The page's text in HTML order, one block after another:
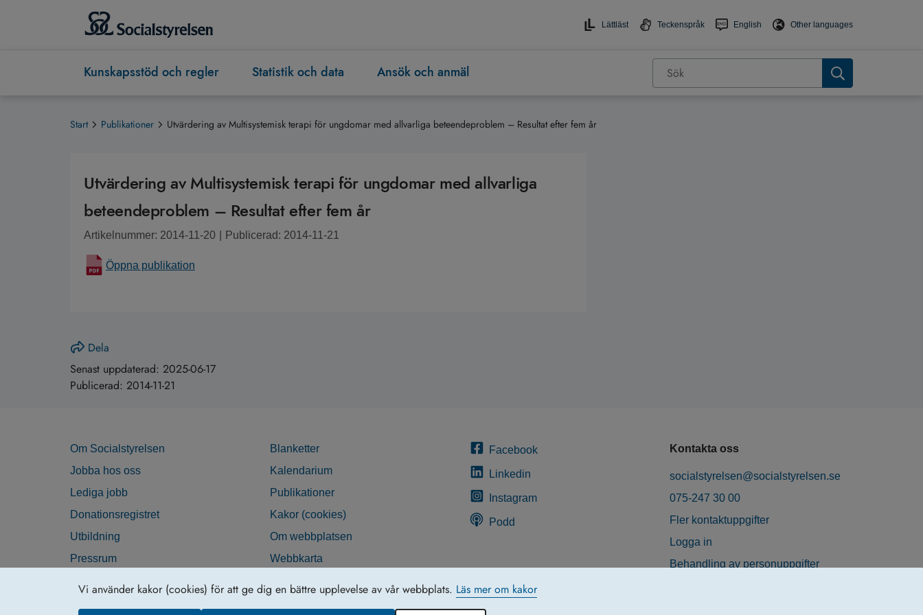
Vi använder kakor (cookies) för att ge dig en bättre upplevelse av vår webbplats. Läs mer om kakor
Lättläst Teckenspråk English Other languages
Kunskapsstöd och regler Statistik och data Ansök och anmäl
Start Publikationer Utvärdering av Multisystemisk terapi för ungdomar med allvarliga beteendeproblem – Resultat efter fem år
Utvärdering av Multisystemisk terapi för ungdomar med allvarliga
beteendeproblem – Resultat efter fem år
Artikelnummer: 2014-11-20 Publicerad: 2014-11-21
Öppna publikation
Dela
Senast uppdaterad: 2025-06-17
Publicerad: 2014-11-21
Om Socialstyrelsen
Jobba hos oss
Lediga jobb
Donationsregistret
Utbildning
Pressrum
Blanketter
Kalendarium
Publikationer
Kakor (cookies)
Om webbplatsen
Webbkarta
Facebook
Linkedin
Instagram
Podd
Kontakta oss
socialstyrelsen@socialstyrelsen.se
075-247 30 00
Fler kontaktuppgifter
Logga in
Behandling av personuppgifter